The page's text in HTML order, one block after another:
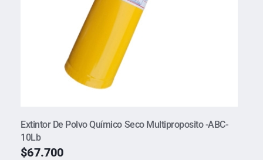
Extintor De Polvo Químico Seco Multiproposito -ABC-
10Lb
$67.700